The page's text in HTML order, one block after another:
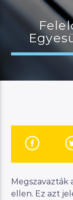
JELENLEGI
Manna FM
ellen. Ez azt